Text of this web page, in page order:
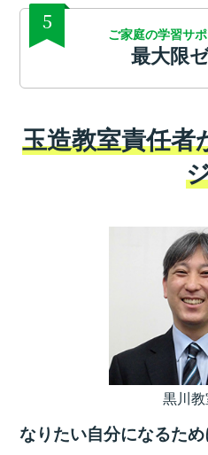
5
ご家庭の学習サ
最大限
玉造教室責任者
なりたい自分になるため
黒川